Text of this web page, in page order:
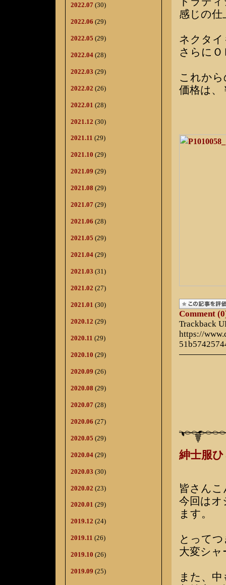
2022.07 (30)
2022.06 (29)
2022.05 (29)
2022.04 (28)
2022.03 (29)
2022.02 (26)
2022.01 (28)
2021.12 (30)
2021.11 (29)
2021.10 (29)
2021.09 (29)
2021.08 (29)
2021.07 (29)
2021.06 (28)
2021.05 (29)
2021.04 (29)
2021.03 (31)
2021.02 (27)
2021.01 (30)
2020.12 (29)
2020.11 (29)
2020.10 (29)
2020.09 (26)
2020.08 (29)
2020.07 (28)
2020.06 (27)
2020.05 (29)
2020.04 (29)
2020.03 (30)
2020.02 (23)
2020.01 (29)
2019.12 (24)
2019.11 (26)
2019.10 (26)
2019.09 (25)
感じの
ネクタ
さらにＯ
これか
価格は、
Comment
Trackback
https://
紳士服
皆さん
今回は
ます。
とって
大変シャ
また、